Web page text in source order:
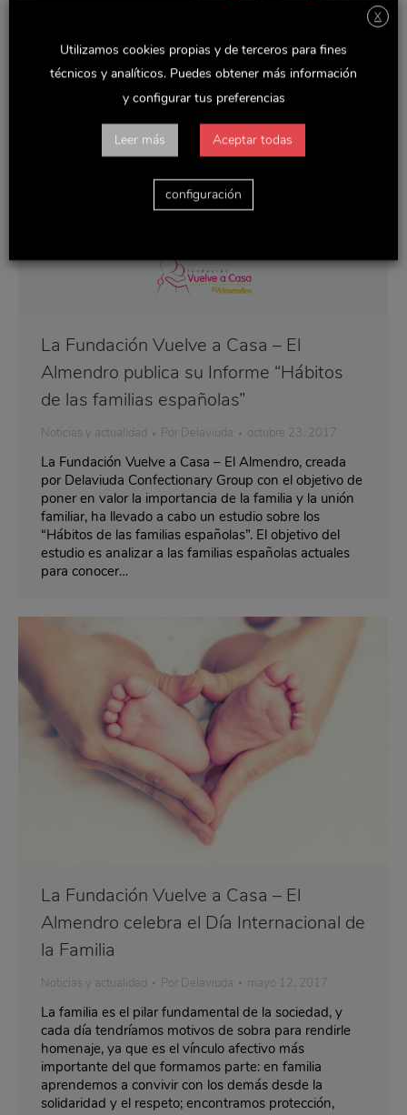
La Fundación Vuelve a Casa – El
Almendro publica su Informe “Hábitos
de las familias españolas”
Noticias y actualidad Por Delaviuda octubre 23, 2017
La Fundación Vuelve a Casa – El Almendro, creada
por Delaviuda Confectionary Group con el objetivo de
poner en valor la importancia de la familia y la unión
familiar, ha llevado a cabo un estudio sobre los
“Hábitos de las familias españolas”. El objetivo del
estudio es analizar a las familias españolas actuales
para conocer…
La Fundación Vuelve a Casa – El
Almendro celebra el Día Internacional de
la Familia
Noticias y actualidad Por Delaviuda mayo 12, 2017
La familia es el pilar fundamental de la sociedad, y
cada día tendríamos motivos de sobra para rendirle
homenaje, ya que es el vínculo afectivo más
importante del que formamos parte: en familia
aprendemos a convivir con los demás desde la
solidaridad y el respeto; encontramos protección,
X
Utilizamos cookies propias y de terceros para fines
técnicos y analíticos. Puedes obtener más información
y configurar tus preferencias
Leer más Aceptar todas
configuración